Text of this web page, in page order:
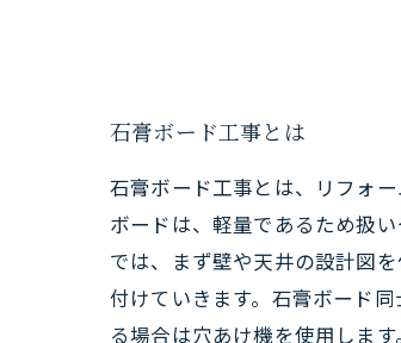
石膏ボード工事とは
石膏ボード工事とは、リフォ
ボードは、軽量であるため扱
では、まず壁や天井の設計図
付けていきます。石膏ボード
る場合は穴あけ機を使用しま